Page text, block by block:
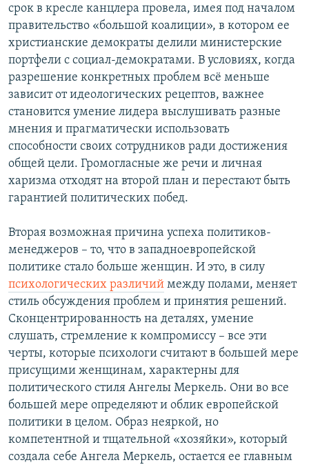
срок в кресле канцлера провела, имея под началом
правительство «большой коалиции», в котором ее
христианские демократы делили министерские
портфели с социал-демократами. В условиях, когда
разрешение конкретных проблем всё меньше
зависит от идеологических рецептов, важнее
становится умение лидера выслушивать разные
мнения и прагматически использовать
способности своих сотрудников ради достижения
общей цели. Громогласные же речи и личная
харизма отходят на второй план и перестают быть
гарантией политических побед.
Вторая возможная причина успеха политиков-
менеджеров – то, что в западноевропейской
политике стало больше женщин. И это, в силу
психологических различий между полами, меняет
стиль обсуждения проблем и принятия решений.
Сконцентрированность на деталях, умение
слушать, стремление к компромиссу – все эти
черты, которые психологи считают в большей мере
присущими женщинам, характерны для
политического стиля Ангелы Меркель. Они во все
большей мере определяют и облик европейской
политики в целом. Образ неяркой, но
компетентной и тщательной «хозяйки», который
создала себе Ангела Меркель, остается ее главным